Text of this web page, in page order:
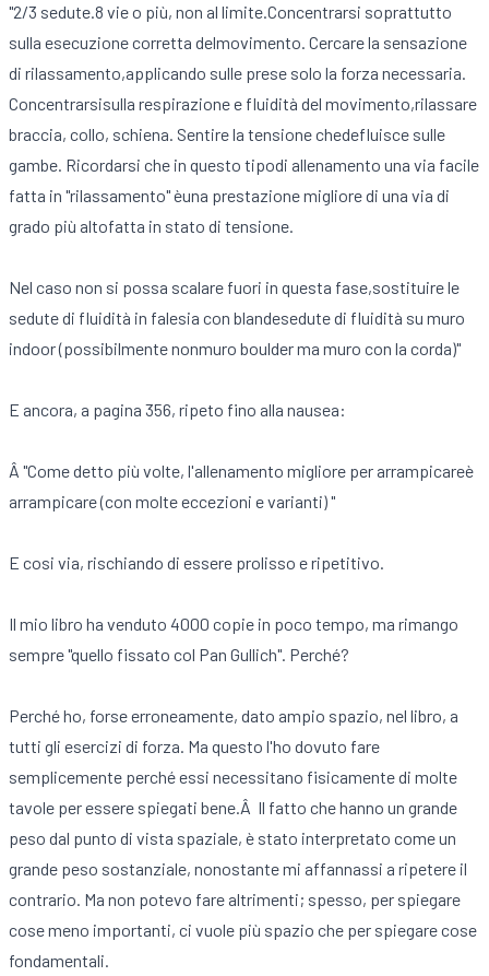
"2/3 sedute.8 vie o più, non al limite.Concentrarsi soprattutto
sulla esecuzione corretta delmovimento. Cercare la sensazione
di rilassamento,applicando sulle prese solo la forza necessaria.
Concentrarsisulla respirazione e fluidità del movimento,rilassare
braccia, collo, schiena. Sentire la tensione chedefluisce sulle
gambe. Ricordarsi che in questo tipodi allenamento una via facile
fatta in "rilassamento" èuna prestazione migliore di una via di
grado più altofatta in stato di tensione.
Nel caso non si possa scalare fuori in questa fase,sostituire le
sedute di fluidità in falesia con blandesedute di fluidità su muro
indoor (possibilmente nonmuro boulder ma muro con la corda)"
E ancora, a pagina 356, ripeto fino alla nausea:
Â "Come detto più volte, l'allenamento migliore per arrampicareè
arrampicare (con molte eccezioni e varianti) "
E cosi via, rischiando di essere prolisso e ripetitivo.
Il mio libro ha venduto 4000 copie in poco tempo, ma rimango
sempre "quello fissato col Pan Gullich". Perché?
Perché ho, forse erroneamente, dato ampio spazio, nel libro, a
tutti gli esercizi di forza. Ma questo l'ho dovuto fare
semplicemente perché essi necessitano fisicamente di molte
tavole per essere spiegati bene.Â Il fatto che hanno un grande
peso dal punto di vista spaziale, è stato interpretato come un
grande peso sostanziale, nonostante mi affannassi a ripetere il
contrario. Ma non potevo fare altrimenti; spesso, per spiegare
cose meno importanti, ci vuole più spazio che per spiegare cose
fondamentali.